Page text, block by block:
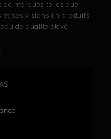
de marques telles que
et ses visions en produits
de qualité élevé.